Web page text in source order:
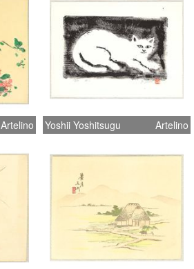
Artelino Yoshii Yoshitsugu Artelino